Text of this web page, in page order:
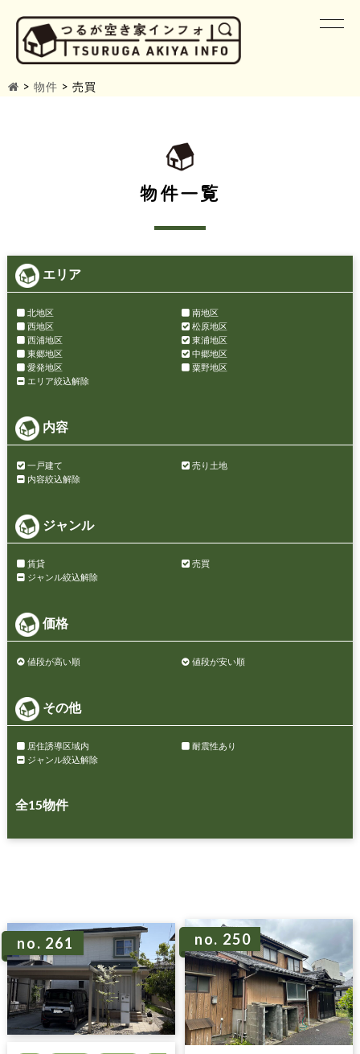
> 物件 > 売買
物件一覧
エリア
北地区
南地区
西地区
松原地区
西浦地区
東浦地区
東郷地区
中郷地区
愛発地区
粟野地区
エリア絞込解除
内容
一戸建て
売り土地
内容絞込解除
ジャンル
賃貸
売買
ジャンル絞込解除
価格
値段が高い順 値段が安い順
その他
居住誘導区域内
耐震性あり
ジャンル絞込解除
全15物件
no. 261 no. 250